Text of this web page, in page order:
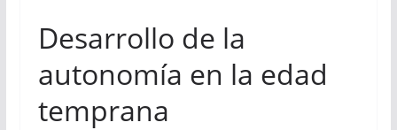
Desarrollo de la
autonomía en la edad
temprana